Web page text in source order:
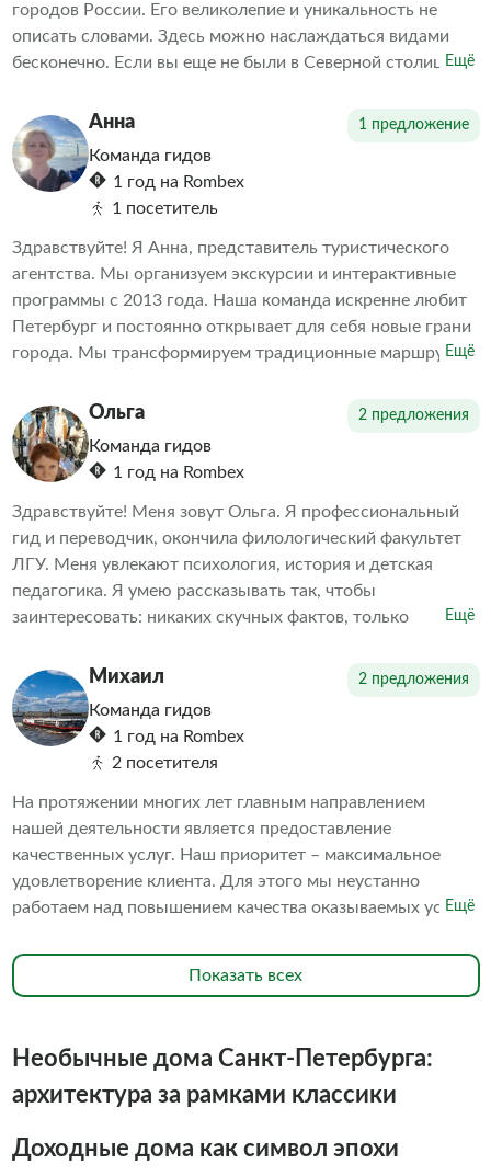
городов России. Его великолепие и уникальность не
описать словами. Здесь можно наслаждаться видами
бесконечно. Если вы еще не были в Северной столице
уникальную возможность познакомиться с главными
достопримечательностями Санкт-Петербурга.
Ещё
Анна 1 предложение
Команда гидов
1 год на Rombex
1 посетитель
Здравствуйте! Я Анна, представитель туристического
агентства. Мы организуем экскурсии и интерактивные
программы с 2013 года. Наша команда искренне любит
Петербург и постоянно открывает для себя новые грани
города. Мы трансформируем традиционные маршруты,
Наша цель — объединить игру и образование. За годы
работы мы убедились, что интерактивные туры с играми
и викторинами интересны не только детям, но и
взрослым.
Ещё
Ольга 2 предложения
Команда гидов
1 год на Rombex
Здравствуйте! Меня зовут Ольга. Я профессиональный
гид и переводчик, окончила филологический факультет
ЛГУ. Меня увлекают психология, история и детская
педагогика. Я умею рассказывать так, чтобы
заинтересовать: никаких скучных фактов, только
прошлого помогает лучше осознать настоящее.
Ещё
Михаил 2 предложения
Команда гидов
1 год на Rombex
2 посетителя
На протяжении многих лет главным направлением
нашей деятельности является предоставление
качественных услуг. Наш приоритет – максимальное
удовлетворение клиента. Для этого мы неустанно
работаем над повышением качества оказываемых услуг.
состояние наших судов. В исправности содержатся
средства безопасности. Наш персонал обладает высокой
безопасным. Мы знаем, что речные прогулки - это
незабываемое развлечение, которое сильно отличается
недоступными ранее видами на достопримечательности
Ещё
Показать всех
Необычные дома Санкт-Петербурга:
архитектура за рамками классики
Доходные дома как символ эпохи